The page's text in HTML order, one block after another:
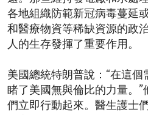
各地組織防範新冠病毒蔓延
和醫療物資等稀缺資源的政
人的生存發揮了重要作用。
美國總統特朗普說：“在這個
睹了美國無與倫比的力量。”
們立即行動起來。醫生護士